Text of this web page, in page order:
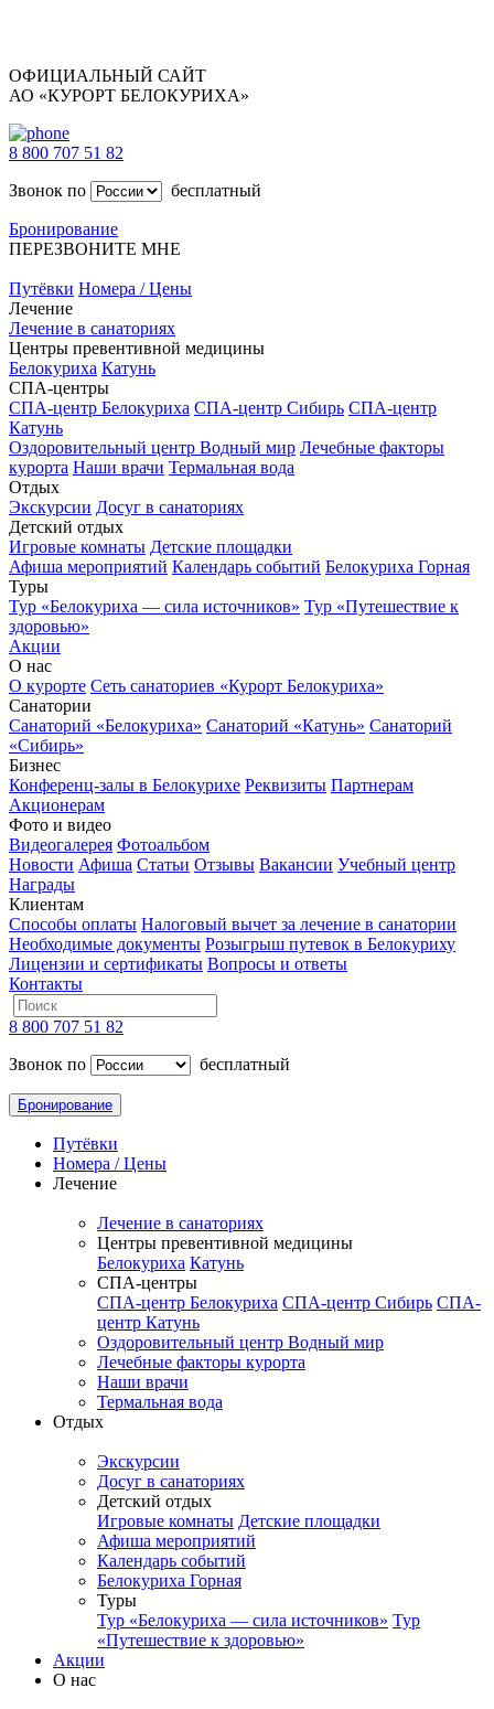
ОФИЦИАЛЬНЫЙ САЙТ
АО «КУРОРТ БЕЛОКУРИХА»
8 800 707 51 82
Звонок по
бесплатный
Бронирование
ПЕРЕЗВОНИТЕ МНЕ
Путёвки Номера / Цены
Лечение
Лечение в санаториях
Центры превентивной медицины
Белокуриха Катунь
СПА-центры
СПА-центр Белокуриха СПА-центр Сибирь СПА-центр
Катунь
Оздоровительный центр Водный мир Лечебные факторы
курорта Наши врачи Термальная вода
Отдых
Экскурсии Досуг в санаториях
Детский отдых
Игровые комнаты Детские площадки
Афиша мероприятий Календарь событий Белокуриха Горная
Туры
Тур «Белокуриха — сила источников» Тур «Путешествие к
здоровью»
Акции
О нас
О курорте Сеть санаториев «Курорт Белокуриха»
Санатории
Санаторий «Белокуриха» Санаторий «Катунь» Санаторий
«Сибирь»
Бизнес
Конференц-залы в Белокурихе Реквизиты Партнерам
Акционерам
Фото и видео
Видеогалерея Фотоальбом
Новости Афиша Статьи Отзывы Вакансии Учебный центр
Награды
Клиентам
Способы оплаты Налоговый вычет за лечение в санатории
Необходимые документы Розыгрыш путевок в Белокуриху
Лицензии и сертификаты Вопросы и ответы
Контакты
8 800 707 51 82
Звонок по
бесплатный
Бронирование
Путёвки
Номера / Цены
Лечение
Лечение в санаториях
Центры превентивной медицины
Белокуриха Катунь
СПА-центры
СПА-центр Белокуриха СПА-центр Сибирь СПА-
центр Катунь
Оздоровительный центр Водный мир
Лечебные факторы курорта
Наши врачи
Термальная вода
Отдых
Экскурсии
Досуг в санаториях
Детский отдых
Игровые комнаты Детские площадки
Афиша мероприятий
Календарь событий
Белокуриха Горная
Туры
Тур «Белокуриха — сила источников» Тур
«Путешествие к здоровью»
Акции
О нас